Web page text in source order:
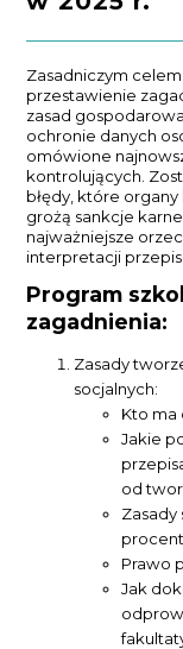
Zasadniczym
przestawienie
zasad
ochronie danych
omówione
kontrolujących.
błędy, które
grożą sankcje
najważniejsze
interpretacji
Program
zagadnienia:
Zasady
socjalnych:
Kto ma
Jakie
od
Prawo
Jak